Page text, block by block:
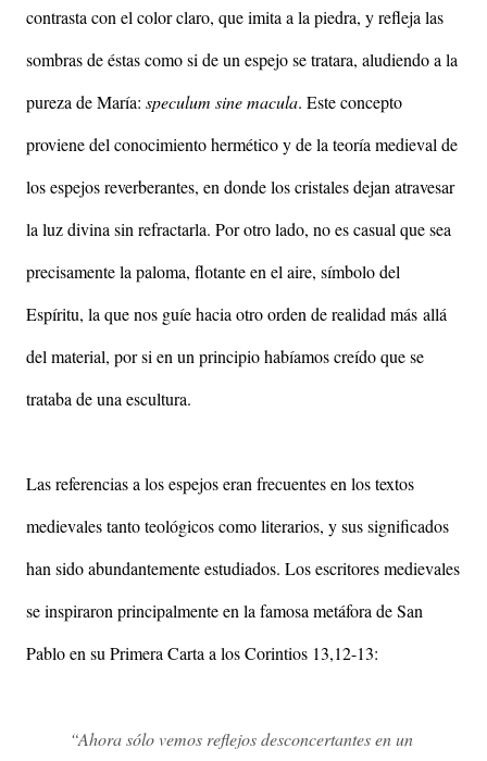
contrasta con el color claro, que imita a la piedra, y refleja las
sombras de éstas como si de un espejo se tratara, aludiendo a la
pureza de María: speculum sine macula. Este concepto
proviene del conocimiento hermético y de la teoría medieval de
los espejos reverberantes, en donde los cristales dejan atravesar
la luz divina sin refractarla. Por otro lado, no es casual que sea
precisamente la paloma, flotante en el aire, símbolo del
Espíritu, la que nos guíe hacia otro orden de realidad más allá
del material, por si en un principio habíamos creído que se
trataba de una escultura.
Las referencias a los espejos eran frecuentes en los textos
medievales tanto teológicos como literarios, y sus significados
han sido abundantemente estudiados. Los escritores medievales
se inspiraron principalmente en la famosa metáfora de San
Pablo en su Primera Carta a los Corintios 13,12-13:
“Ahora sólo vemos reflejos desconcertantes en un